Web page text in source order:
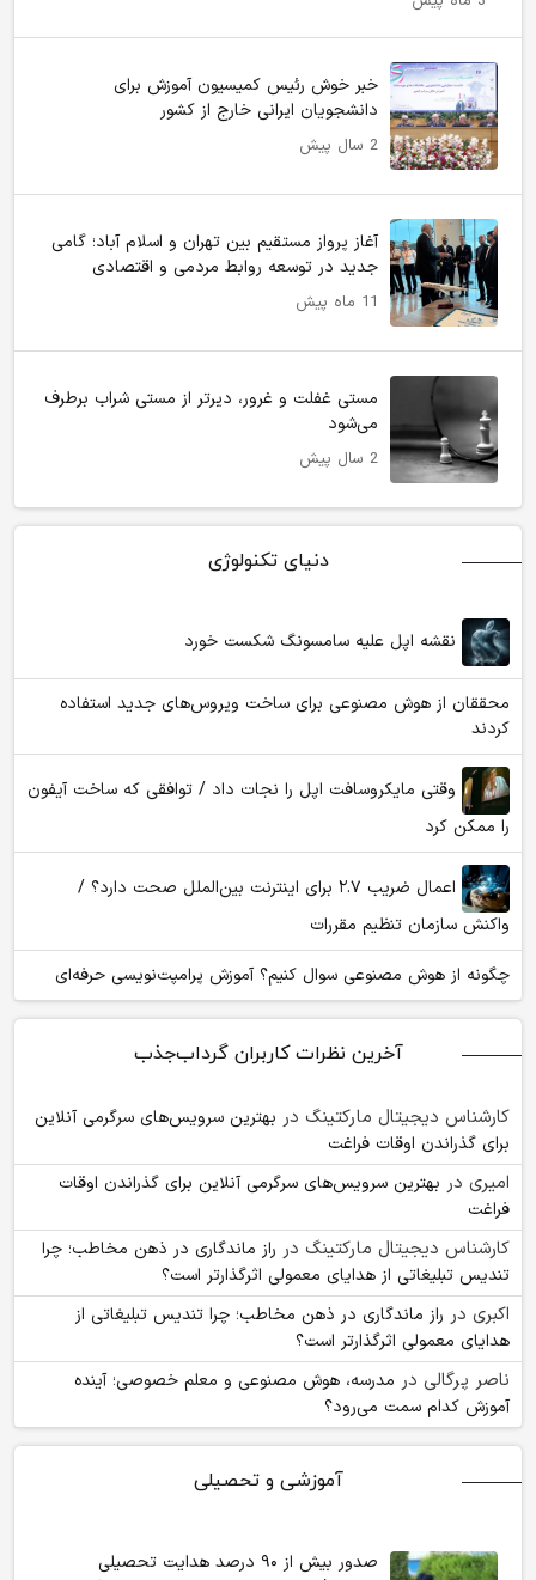
خبر خوش رئیس کمیسیون آموزش برای
دانشجویان ایرانی خارج از کشور
2 سال پیش
آغاز پرواز مستقیم بین تهران و اسلام آباد؛ گامی
جدید در توسعه روابط مردمی و اقتصادی
11 ماه پیش
مستی غفلت و غرور، دیرتر از مستی شراب برطرف
می‌شود
2 سال پیش
دنیای تکنولوژی
نقشه اپل علیه سامسونگ شکست خورد
محققان از هوش مصنوعی برای ساخت ویروس‌های جدید استفاده
کردند
وقتی مایکروسافت اپل را نجات داد / توافقی که ساخت آیفون
را ممکن کرد
اعمال ضریب ۲.۷ برای اینترنت بین‌الملل صحت دارد؟ /
واکنش سازمان تنظیم مقررات
چگونه از هوش مصنوعی سوال کنیم؟ آموزش پرامپت‌نویسی حرفه‌ای
آخرین نظرات کاربران گرداب‌جذب
کارشناس دیجیتال مارکتینگ در بهترین سرویس‌های سرگرمی آنلاین
برای گذراندن اوقات فراغت
امیری در بهترین سرویس‌های سرگرمی آنلاین برای گذراندن اوقات
فراغت
کارشناس دیجیتال مارکتینگ در راز ماندگاری در ذهن مخاطب؛ چرا
تندیس تبلیغاتی از هدایای معمولی اثرگذارتر است؟
اکبری در راز ماندگاری در ذهن مخاطب؛ چرا تندیس تبلیغاتی از
هدایای معمولی اثرگذارتر است؟
ناصر پرگالی در مدرسه، هوش مصنوعی و معلم خصوصی؛ آینده
آموزش کدام سمت می‌رود؟
آموزشی و تحصیلی
صدور بیش از ۹۰ درصد هدایت تحصیلی